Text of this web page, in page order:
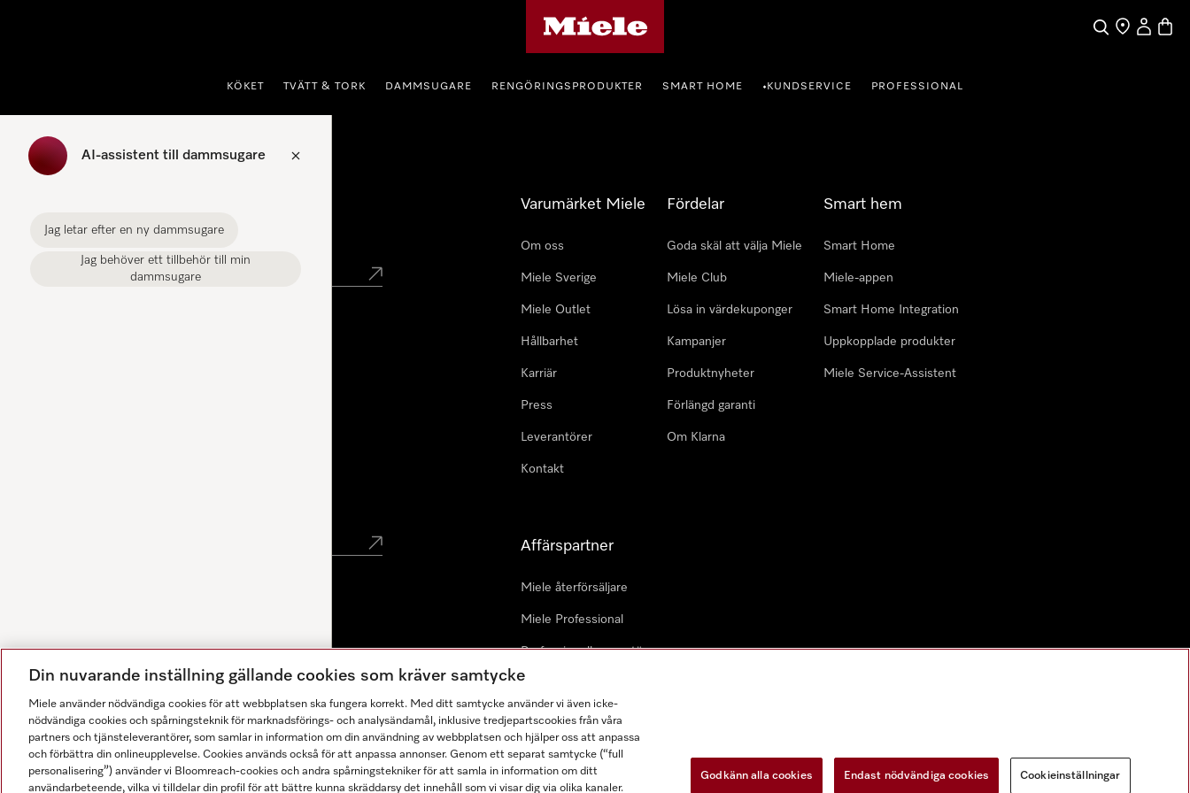
Sök
Hitta Butik
Mitt konto
KÖKET TVÄTT & TORK DAMMSUGARE RENGÖRINGSPRODUKTER SMART HOME •KUNDSERVICE PROFESSIONAL
AI-assistent till dammsugare
Jag letar efter en ny dammsugare
Jag behöver ett tillbehör till min
dammsugare
Hitta butik
Varumärket Miele
Om oss
Miele Sverige
Miele Outlet
Hållbarhet
Karriär
Press
Leverantörer
Kontakt
Fördelar
Goda skäl att välja Miele
Miele Club
Lösa in värdekuponger
Kampanjer
Produktnyheter
Förlängd garanti
Om Klarna
Smart hem
Smart Home
Miele-appen
Smart Home Integration
Uppkopplade produkter
Miele Service-Assistent
Affärspartner
Miele återförsäljare
Miele Professional
Professionell reparatör
Miele Marine
Arkitekter & Planerare
Din nuvarande inställning gällande cookies som kräver samtycke
Miele använder nödvändiga cookies för att webbplatsen ska fungera korrekt. Med ditt samtycke använder vi även icke-
nödvändiga cookies och spårningsteknik för marknadsförings- och analysändamål, inklusive tredjepartscookies från våra
partners och tjänsteleverantörer, som samlar in information om din användning av webbplatsen och hjälper oss att anpassa
och förbättra din onlineupplevelse. Cookies används också för att anpassa annonser. Genom ett separat samtycke (“full
personalisering”) använder vi Bloomreach-cookies och andra spårningstekniker för att samla in information om ditt
användarbeteende, vilka vi tilldelar din profil för att bättre kunna skräddarsy det innehåll som vi visar dig via olika kanaler.
Godkänn alla cookies Endast nödvändiga cookies Cookieinställningar